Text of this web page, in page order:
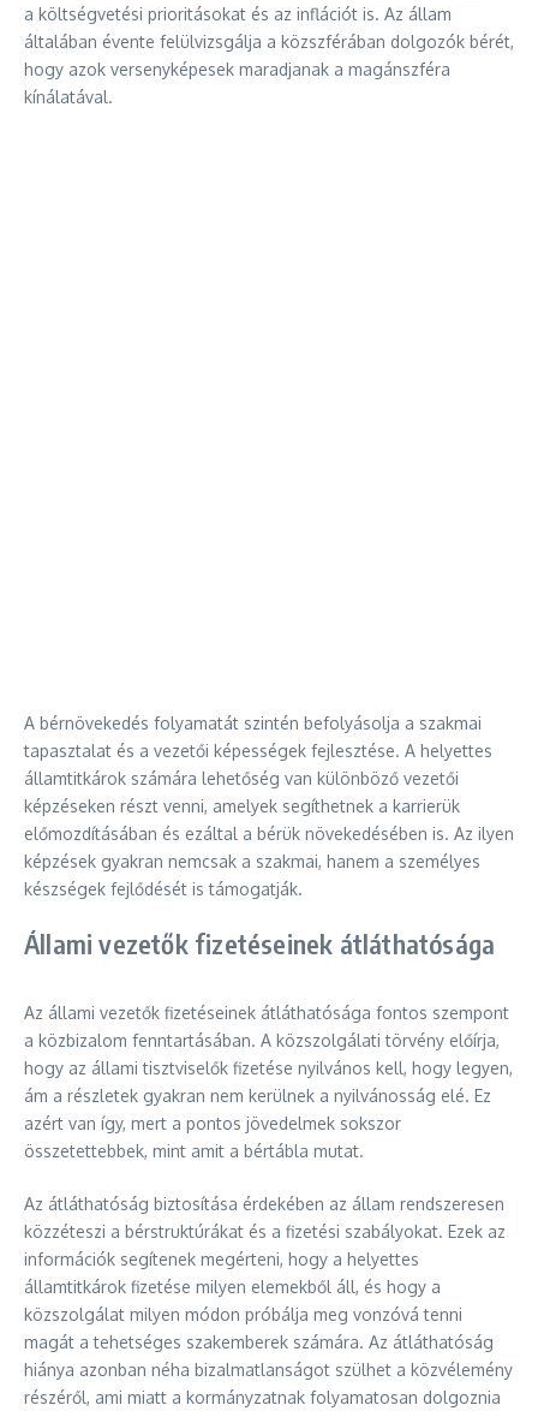
a költségvetési prioritásokat és az inflációt is. Az állam
általában évente felülvizsgálja a közszférában dolgozók bérét,
hogy azok versenyképesek maradjanak a magánszféra
kínálatával.
A bérnövekedés folyamatát szintén befolyásolja a szakmai
tapasztalat és a vezetői képességek fejlesztése. A helyettes
államtitkárok számára lehetőség van különböző vezetői
képzéseken részt venni, amelyek segíthetnek a karrierük
előmozdításában és ezáltal a bérük növekedésében is. Az ilyen
képzések gyakran nemcsak a szakmai, hanem a személyes
készségek fejlődését is támogatják.
Állami vezetők fizetéseinek átláthatósága
Az állami vezetők fizetéseinek átláthatósága fontos szempont
a közbizalom fenntartásában. A közszolgálati törvény előírja,
hogy az állami tisztviselők fizetése nyilvános kell, hogy legyen,
ám a részletek gyakran nem kerülnek a nyilvánosság elé. Ez
azért van így, mert a pontos jövedelmek sokszor
összetettebbek, mint amit a bértábla mutat.
Az átláthatóság biztosítása érdekében az állam rendszeresen
közzéteszi a bérstruktúrákat és a fizetési szabályokat. Ezek az
információk segítenek megérteni, hogy a helyettes
államtitkárok fizetése milyen elemekből áll, és hogy a
közszolgálat milyen módon próbálja meg vonzóvá tenni
magát a tehetséges szakemberek számára. Az átláthatóság
hiánya azonban néha bizalmatlanságot szülhet a közvélemény
részéről, ami miatt a kormányzatnak folyamatosan dolgoznia